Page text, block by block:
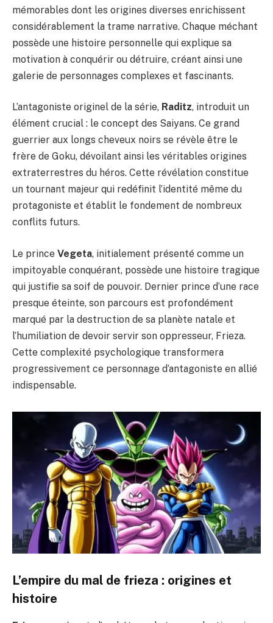
mémorables dont les origines diverses enrichissent
considérablement la trame narrative. Chaque méchant
possède une histoire personnelle qui explique sa
motivation à conquérir ou détruire, créant ainsi une
galerie de personnages complexes et fascinants.
L’antagoniste originel de la série, Raditz, introduit un
élément crucial : le concept des Saiyans. Ce grand
guerrier aux longs cheveux noirs se révèle être le
frère de Goku, dévoilant ainsi les véritables origines
extraterrestres du héros. Cette révélation constitue
un tournant majeur qui redéfinit l’identité même du
protagoniste et établit le fondement de nombreux
conflits futurs.
Le prince Vegeta, initialement présenté comme un
impitoyable conquérant, possède une histoire tragique
qui justifie sa soif de pouvoir. Dernier prince d’une race
presque éteinte, son parcours est profondément
marqué par la destruction de sa planète natale et
l’humiliation de devoir servir son oppresseur, Frieza.
Cette complexité psychologique transformera
progressivement ce personnage d’antagoniste en allié
indispensable.
L’empire du mal de frieza : origines et
histoire